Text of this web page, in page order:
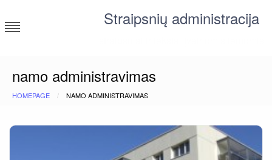
to
content
Straipsnių administracija
namo administravimas
HOMEPAGE NAMO ADMINISTRAVIMAS